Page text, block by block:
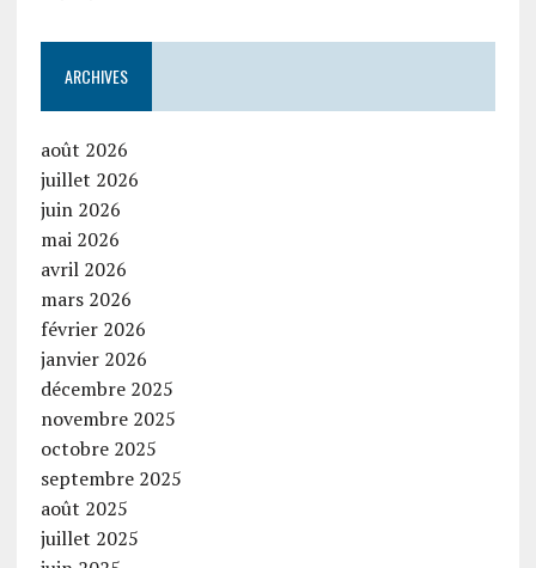
ARCHIVES
août 2026
juillet 2026
juin 2026
mai 2026
avril 2026
mars 2026
février 2026
janvier 2026
décembre 2025
novembre 2025
octobre 2025
septembre 2025
août 2025
juillet 2025